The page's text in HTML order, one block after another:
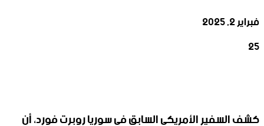
فبراير 2, 2025
25
كشف السفير الأمريكي السابق في سوريا روبرت فورد، أن